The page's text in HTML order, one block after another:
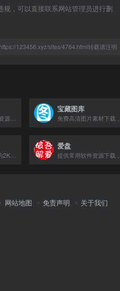
，可以直接联系网站管理员进行删
123456.xyz/sites/4764.html转载请注明
宝藏图库
专为全面屏手机适配的2K/4K超清壁纸下载站，支持安卓和iOS。
爱盘
网站地图 免责声明 关于我们